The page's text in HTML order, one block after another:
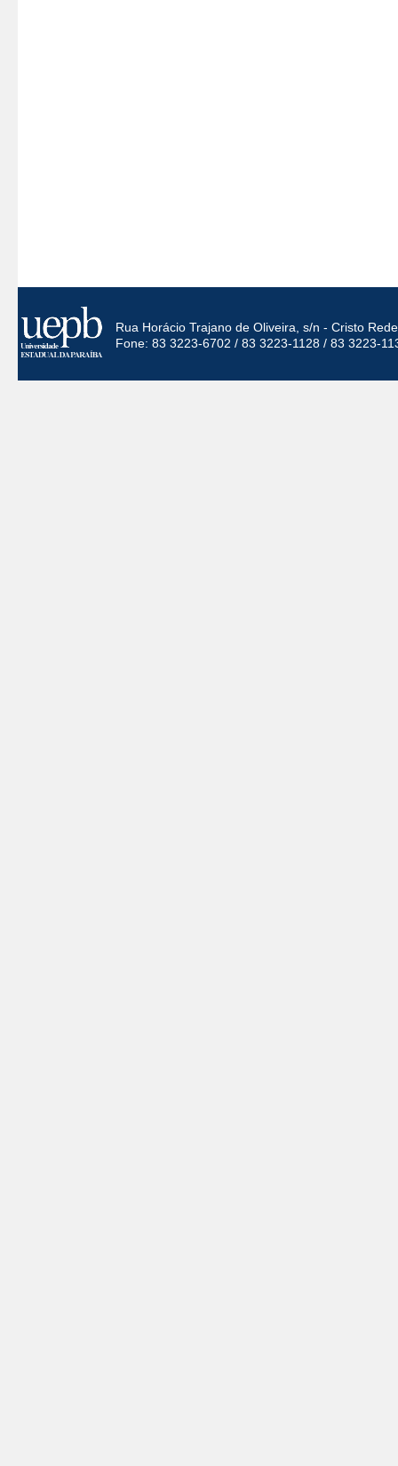
Rua Horácio Trajano de Oliveira, s/n - Cristo
Fone: 83 3223-6702 / 83 3223-1128 / 83 3223-